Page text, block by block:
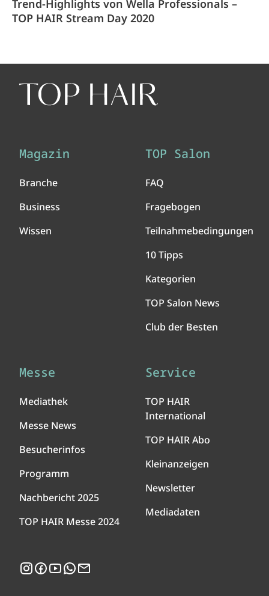
Trend-Highlights von Wella Professionals –
TOP HAIR Stream Day 2020
Magazin
Branche
Business
Wissen
TOP Salon
FAQ
Fragebogen
Teilnahmebedingungen
10 Tipps
Kategorien
TOP Salon News
Club der Besten
Messe
Mediathek
Messe News
Besucherinfos
Programm
Nachbericht 2025
TOP HAIR Messe 2024
Service
TOP HAIR
International
TOP HAIR Abo
Kleinanzeigen
Newsletter
Mediadaten
Instagram
Facebook
YouTubeWhatsApp